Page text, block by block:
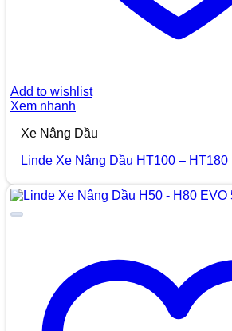
Add to wishlist
Xem nhanh
Xe Nâng Dầu
Linde Xe Nâng Dầu HT100 – HT180